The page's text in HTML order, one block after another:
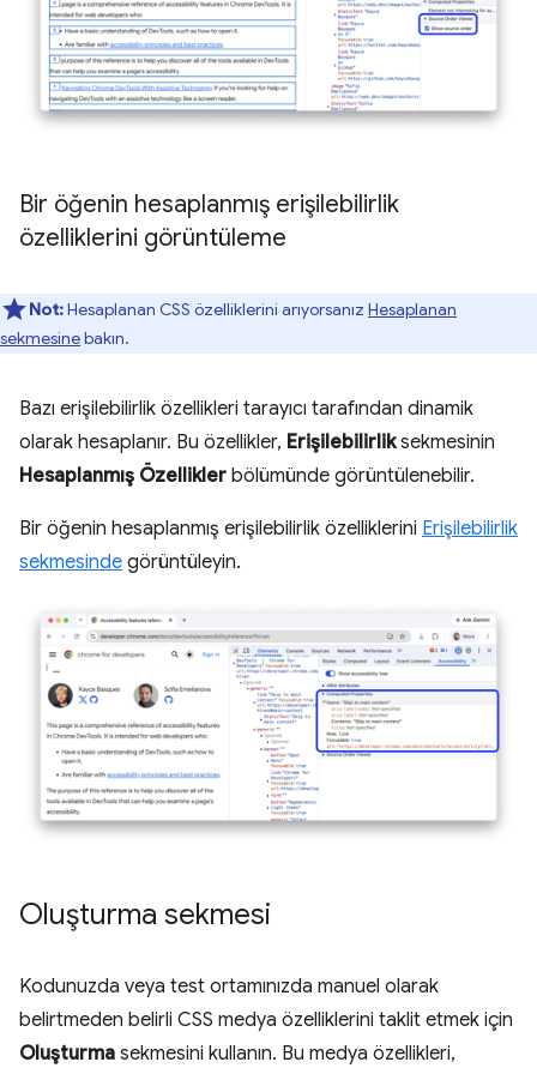
Bir öğenin hesaplanmış erişilebilirlik
özelliklerini görüntüleme
Not:Hesaplanan CSS özelliklerini arıyorsanız Hesaplanan
sekmesinebakın.
Bazı erişilebilirlik özellikleri tarayıcı tarafından dinamik
olarak hesaplanır. Bu özellikler, Erişilebilirliksekmesinin
Hesaplanmış Özellikler bölümünde görüntülenebilir.
Bir öğenin hesaplanmış erişilebilirlik özelliklerini Erişilebilirlik
sekmesinde görüntüleyin.
Oluşturma sekmesi
Kodunuzda veya test ortamınızda manuel olarak
belirtmeden belirli CSS medya özelliklerini taklit etmek için
Oluşturma sekmesini kullanın. Bu medya özellikleri,